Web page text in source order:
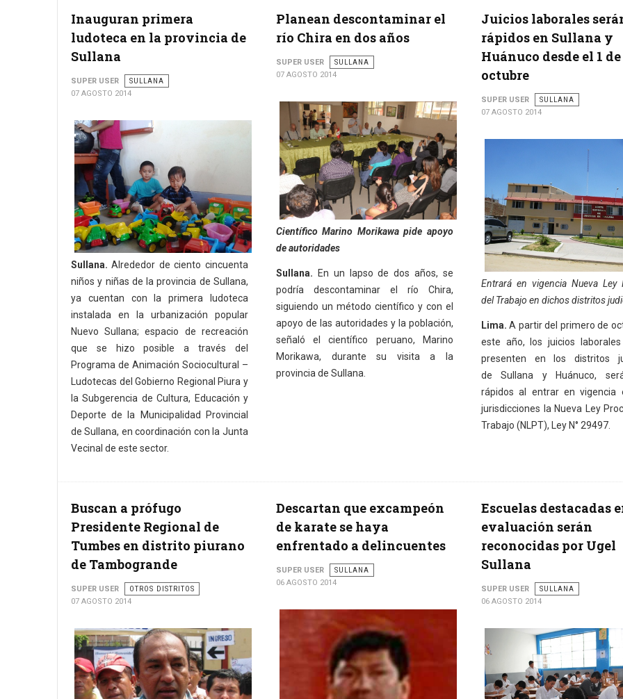
Inauguran primera
ludoteca en la provincia de
Sullana
SUPER USER
SULLANA
07 AGOSTO 2014
Sullana. Alrededor de ciento cincuenta
niños y niñas de la provincia de Sullana,
ya cuentan con la primera ludoteca
instalada en la urbanización popular
Nuevo Sullana; espacio de recreación
que se hizo posible a través del
Programa de Animación Sociocultural –
Ludotecas del Gobierno Regional Piura y
la Subgerencia de Cultura, Educación y
Deporte de la Municipalidad Provincial
de Sullana, en coordinación con la Junta
Vecinal de este sector.
Planean descontaminar el
río Chira en dos años
SUPER USER
SULLANA
07 AGOSTO 2014
Científico Marino Morikawa pide apoyo
de autoridades
Sullana. En un lapso de dos años, se
podría descontaminar el río Chira,
siguiendo un método científico y con el
apoyo de las autoridades y la población,
señaló el científico peruano, Marino
Morikawa, durante su visita a la
provincia de Sullana.
Juicios laborales
rápidos en Sullana y
Huánuco desde el 1 de
octubre
SUPER USER
SULLANA
07 AGOSTO 2014
Entrará en vigencia Nueva Ley
del Trabajo en dichos distritos
Lima. A partir del primero de
este año, los juicios
presenten en los distritos
de Sullana y Huánuco,
rápidos al entrar en vigencia
jurisdicciones la Nueva Ley
Trabajo (NLPT), Ley N° 29497.
Buscan a prófugo
Presidente Regional de
Tumbes en distrito piurano
de Tambogrande
SUPER USER
OTROS DISTRITOS
07 AGOSTO 2014
Descartan que excampeón
de karate se haya
enfrentado a delincuentes
SUPER USER
SULLANA
06 AGOSTO 2014
Escuelas destacadas
evaluación serán
reconocidas por Ugel
Sullana
SUPER USER
SULLANA
06 AGOSTO 2014